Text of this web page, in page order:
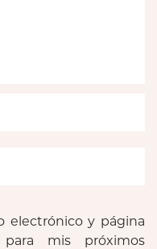
electrónico y página
mis próximos